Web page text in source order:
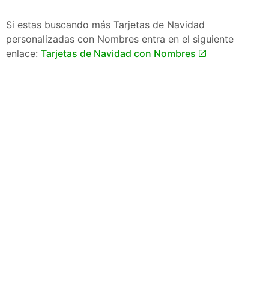
Si estas buscando más Tarjetas de Navidad
personalizadas con Nombres entra en el siguiente
enlace: Tarjetas de Navidad con Nombres